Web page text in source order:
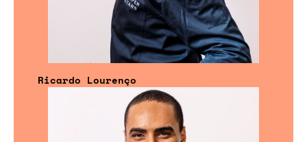
Ricardo Lourenço